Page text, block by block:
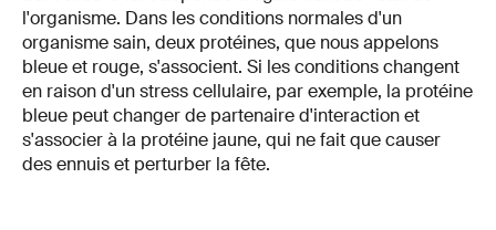
l'organisme. Dans les conditions normales d'un
organisme sain, deux protéines, que nous appelons
bleue et rouge, s'associent. Si les conditions changent
en raison d'un stress cellulaire, par exemple, la protéine
bleue peut changer de partenaire d'interaction et
s'associer à la protéine jaune, qui ne fait que causer
des ennuis et perturber la fête.